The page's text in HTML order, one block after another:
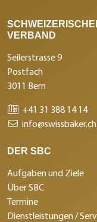
VERBAND
Seilerstrasse 9
Postfach
3011 Bern
+41 31 388 14 14
info@swissbaker.ch
DER SBC
Aufgaben und Ziele
Über SBC
Termine
Dienstleistungen /